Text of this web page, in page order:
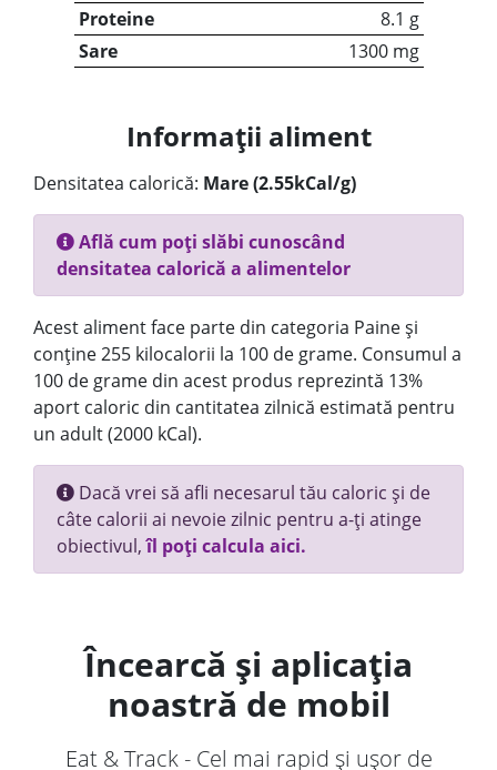
Proteine
8.1 g
Sare
1300 mg
Informații aliment
Densitatea calorică: Mare (2.55kCal/g)
Află cum poți slăbi cunoscând
densitatea calorică a alimentelor
Acest aliment face parte din categoria Paine și
conține 255 kilocalorii la 100 de grame. Consumul a
100 de grame din acest produs reprezintă 13%
aport caloric din cantitatea zilnică estimată pentru
un adult (2000 kCal).
Dacă vrei să afli necesarul tău caloric și de
câte calorii ai nevoie zilnic pentru a-ți atinge
obiectivul,îl poți calcula aici.
Încearcă și aplicația
noastră de mobil
Eat & Track - Cel mai rapid și ușor de